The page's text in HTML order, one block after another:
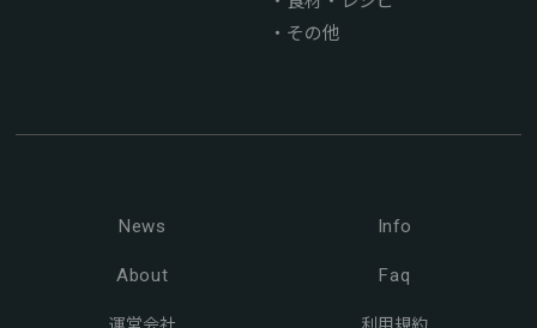
その他
News Info
About Faq